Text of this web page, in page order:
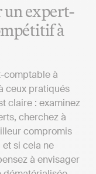
un expert-
à
comptable à
ceux pratiqués
claire : examinez
cherchez à
compromis
si cela ne
à envisager